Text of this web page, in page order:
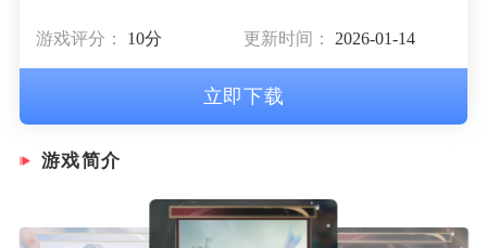
游戏评分： 10分 更新时间： 2026-01-14
立即下载
游戏简介